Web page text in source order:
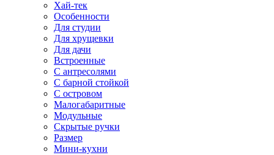
Хай-тек
Особенности
Для студии
Для хрущевки
Для дачи
Встроенные
С антресолями
С барной стойкой
С островом
Малогабаритные
Модульные
Скрытые ручки
Размер
Мини-кухни